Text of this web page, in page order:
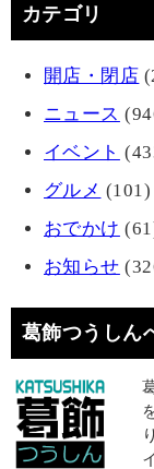
カテゴリ
開店・閉店
ニュース
イベント
グルメ (101)
おでかけ
お知らせ
葛飾つうしん